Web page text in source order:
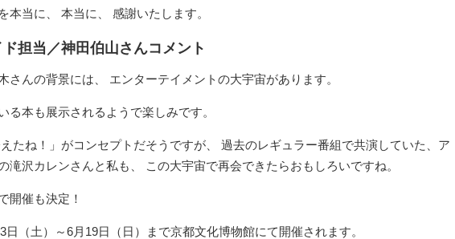
本当に、 本当に、 感謝いたします。
担当／神田伯山さんコメント
さんの背景には、 エンターテイメントの大宇宙があります。
る本も展示されるようで楽しみです。
えたね！」がコンセプトだそうですが、 過去のレギュラー番組で共演していた、ア
滝沢カレンさんと私も、 この大宇宙で再会できたらおもしろいですね。
開催も決定！
日（土）～6月19日（日）まで京都文化博物館にて開催されます。